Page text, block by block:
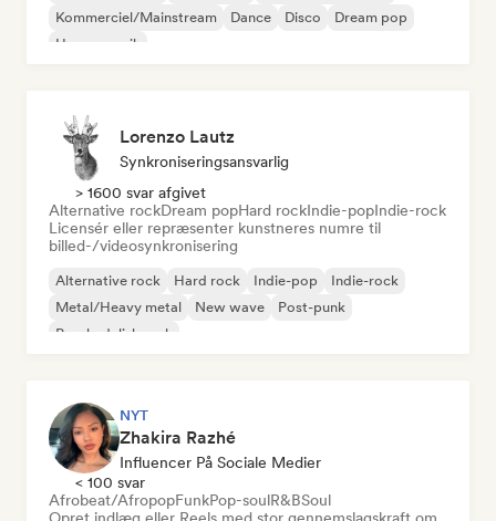
Kommerciel/Mainstream
Dance Disco
Dream pop
House-musik
Lorenzo Lautz
Synkroniseringsansvarlig
> 1600 svar afgivet
Alternative rockDream popHard rockIndie-popIndie-rock
Licensér eller repræsenter kunstneres numre til
billed-/videosynkronisering
Alternative rock Hard rock Indie-pop
Indie-rock
Metal/Heavy metal
New wave
Post-punk
Psychedelisk rock
NYT
Zhakira Razhé
Influencer På Sociale Medier
< 100 svar
Afrobeat/AfropopFunkPop-soulR&BSoul